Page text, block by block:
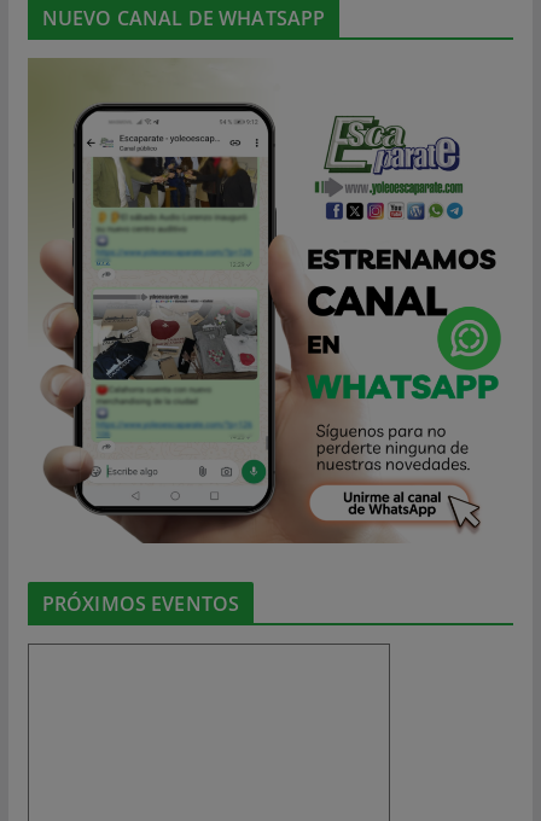
NUEVO CANAL DE WHATSAPP
PRÓXIMOS EVENTOS